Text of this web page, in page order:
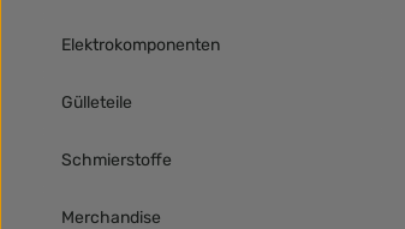
Elektrokomponenten
Gülleteile
Schmierstoffe
Merchandise